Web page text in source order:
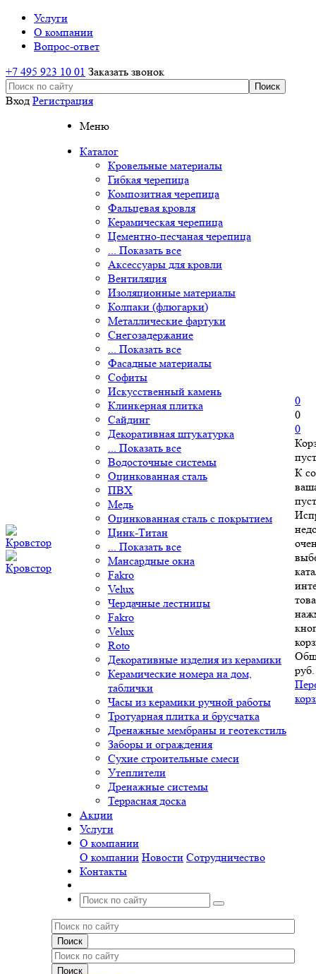
Услуги
О компании
Вопрос-ответ
+7 495 923 10 01 Заказать звонок
Вход Регистрация
Меню
Каталог
Кровельные материалы
Гибкая черепица
Композитная черепица
Фальцевая кровля
Керамическая черепица
Цементно-песчаная черепица
... Показать все
Аксессуары для кровли
Вентиляция
Изоляционные материалы
Колпаки (флюгарки)
Металлические фартуки
Снегозадержание
... Показать все
Фасадные материалы
Софиты
Искусственный камень
Клинкерная плитка
Сайдинг
Декоративная штукатурка
... Показать все
Водосточные системы
Оцинкованная сталь
ПВХ
Медь
Оцинкованная сталь с покрытием
Цинк-Титан
... Показать все
Мансардные окна
Fakro
Velux
Чердачные лестницы
Fakro
Velux
Roto
Декоративные изделия из керамики
Керамические номера на дом,
таблички
Часы из керамики ручной работы
Тротуарная плитка и брусчатка
Дренажные мембраны и геотекстиль
Заборы и ограждения
Сухие строительные смеси
Утеплители
Дренажные системы
Террасная доска
Акции
Услуги
О компании
О компании Новости Сотрудничество
Контакты
0
0
0
К
руб.